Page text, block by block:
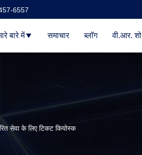
6557
बारे में समाचार ब्लॉग वी.आर. शो
सेवा के लिए टिकट कियोस्क